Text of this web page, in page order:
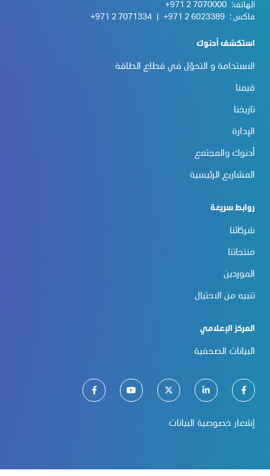
الهاتف: +971 2 7070000
فاكس : +971 2 6023389
+971 2 7071334
استكشف أدنوك
الاستدامة و التحوّل في قطاع الطاقة
قيمنا
تاريخنا
الإدارة
أدنوك والمجتمع
المشاريع الرئيسية
روابط سريعة
شركائنا
منتجاتنا
الموردين
تنبيه من الاحتيال
المركز الإعلامي
البيانات الصحفية
إشعار خصوصية البيانات